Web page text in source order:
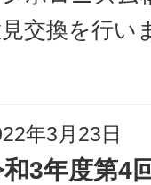
交換を行い
年3月23日
3年度第4